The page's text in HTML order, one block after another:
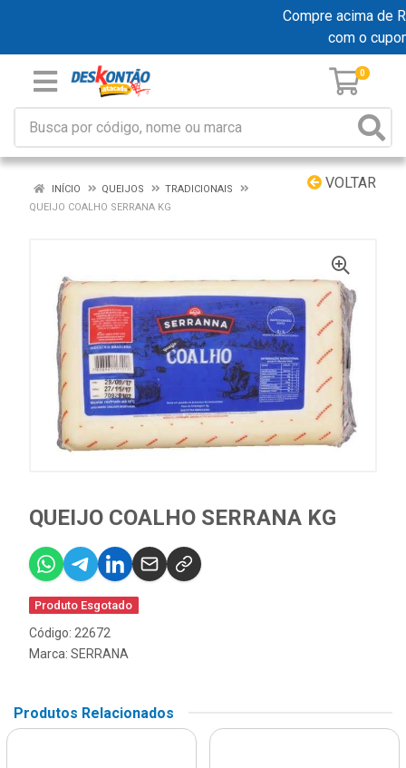
Compre acima de
com o
0
VOLTAR
INÍCIO QUEIJOS
TRADICIONAIS
QUEIJO COALHO SERRANA KG
QUEIJO COALHO SERRANA KG
Produto Esgotado
Código: 22672
Marca: SERRANA
Produtos Relacionados